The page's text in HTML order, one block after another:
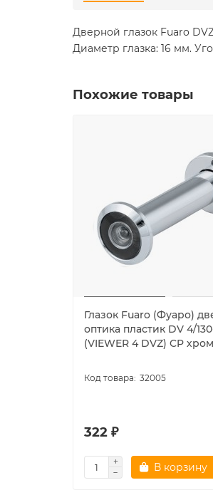
Дверной глазок Fuaro
Диаметр глазка: 16 мм.
Похожие товары
Глазок Fuaro (Фуаро)
оптика пластик DV 4/
(VIEWER 4 DVZ) CP хром
32005
322 ₽
В корзину